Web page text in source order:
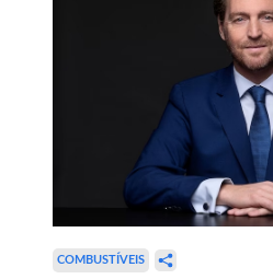
COMBUSTÍVEIS